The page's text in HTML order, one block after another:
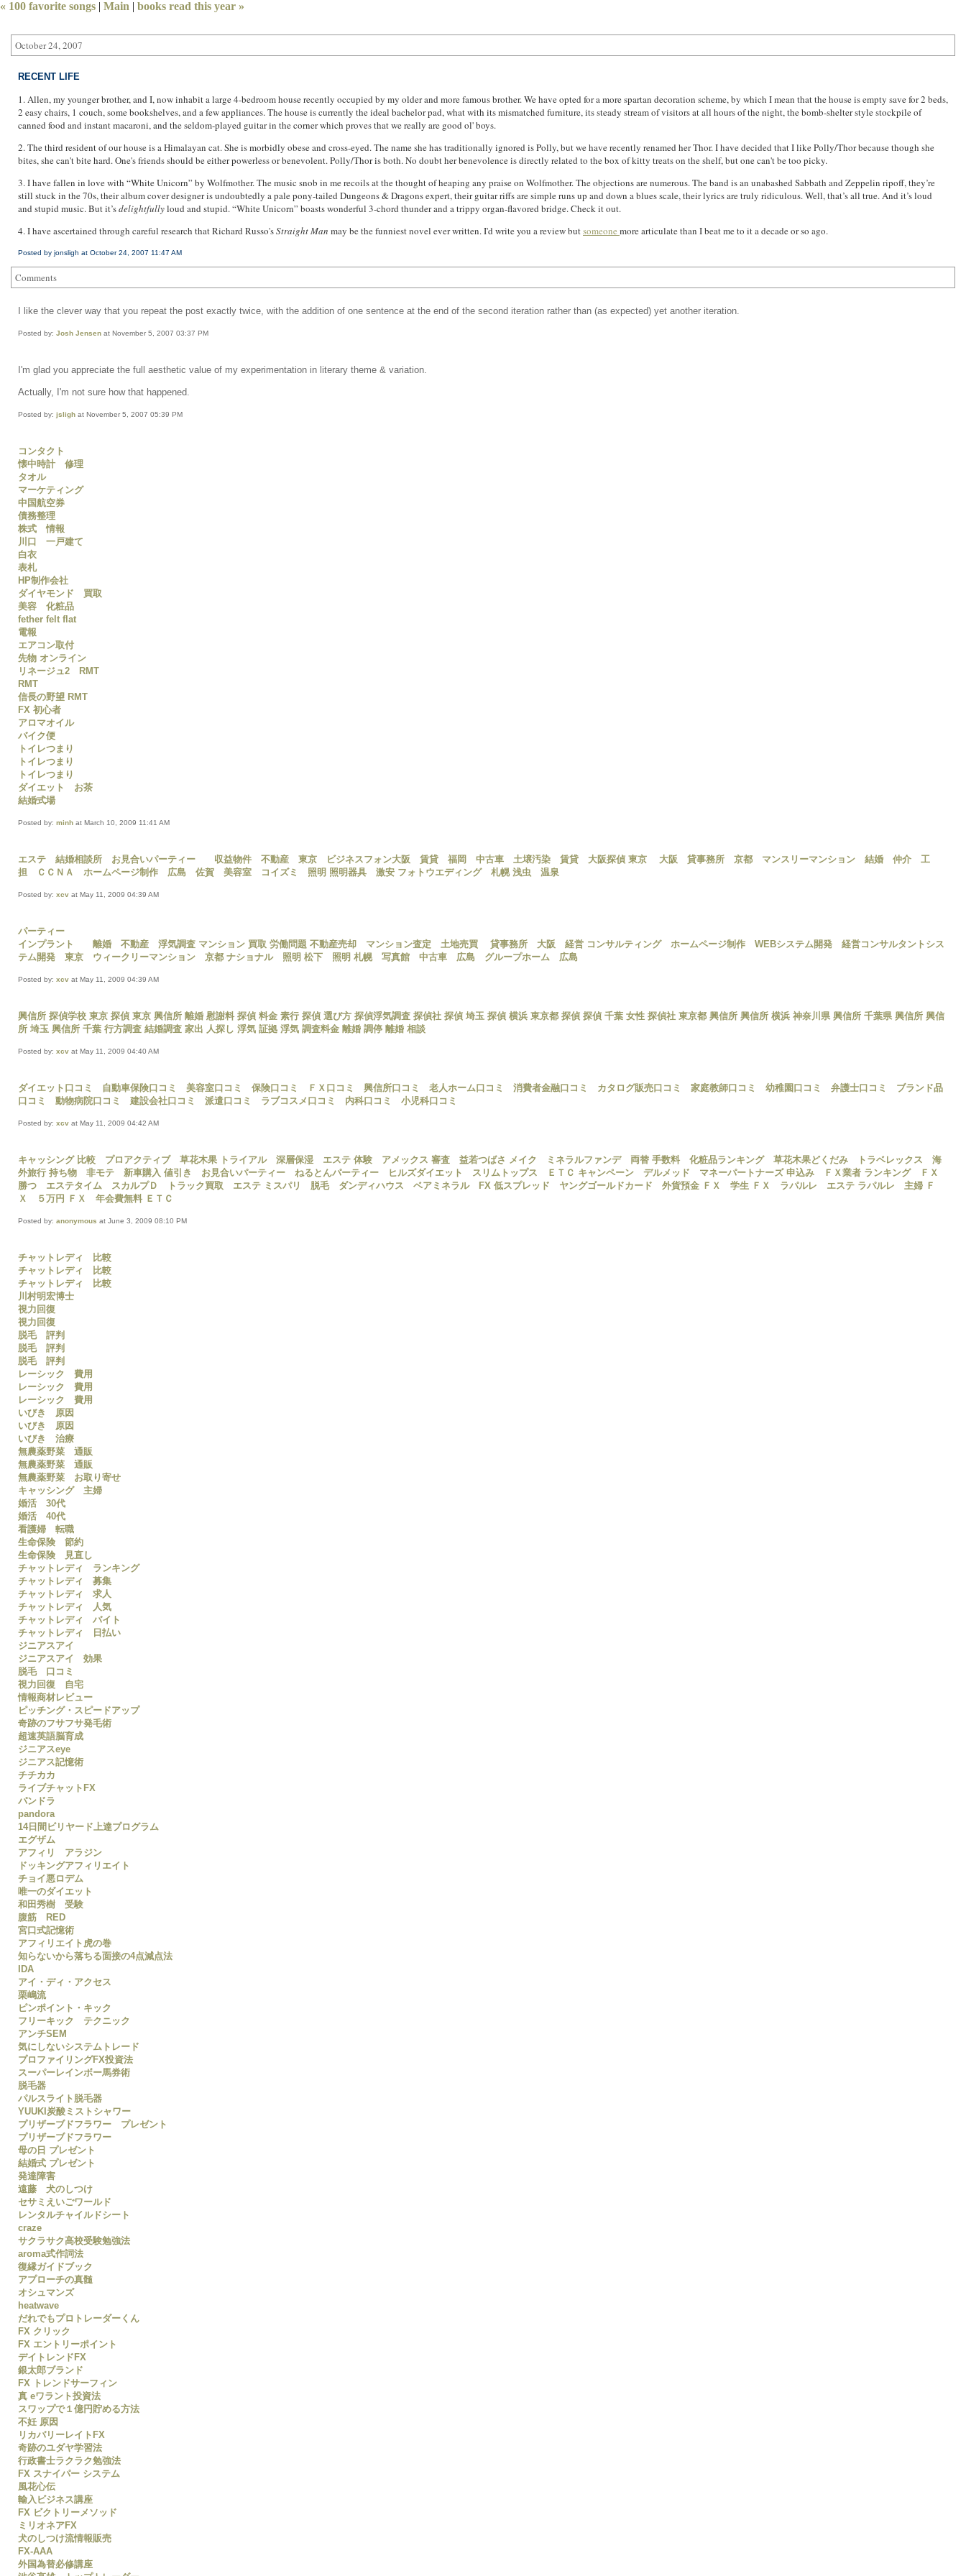
« 100 favorite songs | Main | books read this year »
October 24, 2007
RECENT LIFE
1. Allen, my younger brother, and I, now inhabit a large 4-bedroom house recently occupied by my older and more famous brother. We have opted for a more spartan decoration scheme, by which I mean that the house is empty save for 2 beds,
2 easy chairs, 1 couch, some bookshelves, and a few appliances. The house is currently the ideal bachelor pad, what with its mismatched furniture, its steady stream of visitors at all hours of the night, the bomb-shelter style stockpile of
canned food and instant macaroni, and the seldom-played guitar in the corner which proves that we really are good ol' boys.
2. The third resident of our house is a Himalayan cat. She is morbidly obese and cross-eyed. The name she has traditionally ignored is Polly, but we have recently renamed her Thor. I have decided that I like Polly/Thor because though she
bites, she can't bite hard. One's friends should be either powerless or benevolent. Polly/Thor is both. No doubt her benevolence is directly related to the box of kitty treats on the shelf, but one can't be too picky.
3. I have fallen in love with “White Unicorn” by Wolfmother. The music snob in me recoils at the thought of heaping any praise on Wolfmother. The objections are numerous. The band is an unabashed Sabbath and Zeppelin ripoff, they’re
still stuck in the 70s, their album cover designer is undoubtedly a pale pony-tailed Dungeons & Dragons expert, their guitar riffs are simple runs up and down a blues scale, their lyrics are truly ridiculous. Well, that’s all true. And it’s loud
and stupid music. But it’sdelightfullyloud and stupid. “White Unicorn” boasts wonderful 3-chord thunder and a trippy organ-flavored bridge. Check it out.
4. I have ascertained through careful research that Richard Russo'sStraight Man may be the funniest novel ever written. I'd write you a review butsomeone more articulate than I beat me to it a decade or so ago.
Posted by jonsligh at October 24, 2007 11:47 AM
Comments
I like the clever way that you repeat the post exactly twice, with the addition of one sentence at the end of the second iteration rather than (as expected) yet another iteration.
Posted by: Josh Jensen at November 5, 2007 03:37 PM
I'm glad you appreciate the full aesthetic value of my experimentation in literary theme & variation.
Actually, I'm not sure how that happened.
Posted by: jsligh at November 5, 2007 05:39 PM
コンタクト
懐中時計 修理
タオル
マーケティング
中国航空券
債務整理
株式 情報
川口 一戸建て
白衣
表札
HP制作会社
ダイヤモンド 買取
美容 化粧品
fether felt flat
電報
エアコン取付
先物 オンライン
リネージュ2 RMT
RMT
信長の野望 RMT
FX 初心者
アロマオイル
バイク便
トイレつまり
トイレつまり
トイレつまり
ダイエット お茶
結婚式場
Posted by: minh at March 10, 2009 11:41 AM
エステ 結婚相談所 お見合いパーティー 収益物件 不動産 東京 ビジネスフォン大阪 賃貸 福岡 中古車 土壌汚染 賃貸 大阪探偵 東京 大阪 貸事務所 京都 マンスリーマンション 結婚 仲介
工
担
ＣＣＮＡ ホームページ制作 広島 佐賀 美容室 コイズミ 照明 照明器具 激安 フォトウエディング 札幌 浅虫 温泉
Posted by: xcv at May 11, 2009 04:39 AM
パーティー
インプラント
離婚 不動産 浮気調査 マンション 買取 労働問題 不動産売却 マンション査定 土地売買 貸事務所 大阪 経営 コンサルティング ホームページ制作 WEBシステム開発 経営コンサルタント シス
テム開発 東京
ウィークリーマンション 京都 ナショナル 照明 松下 照明 札幌 写真館 中古車 広島 グループホーム 広島
Posted by: xcv at May 11, 2009 04:39 AM
興信所 探偵学校 東京 探偵 東京 興信所 離婚 慰謝料 探偵 料金 素行 探偵 選び方 探偵浮気調査 探偵社 探偵 埼玉 探偵 横浜 東京都 探偵 探偵 千葉 女性 探偵社 東京都 興信所 興信所 横浜 神奈川県 興信所 千葉県 興信所 興信
所 埼玉 興信所 千葉 行方調査 結婚調査 家出 人探し 浮気 証拠 浮気 調査料金 離婚 調停 離婚 相談
Posted by: xcv at May 11, 2009 04:40 AM
ダイエット口コミ 自動車保険口コミ 美容室口コミ 保険口コミ ＦＸ口コミ 興信所口コミ 老人ホーム口コミ 消費者金融口コミ カタログ販売口コミ 家庭教師口コミ 幼稚園口コミ 弁護士口コミ
ブランド品
口コミ
動物病院口コミ 建設会社口コミ 派遣口コミ ラブコスメ口コミ 内科口コミ 小児科口コミ
Posted by: xcv at May 11, 2009 04:42 AM
キャッシング 比較 プロアクティブ 草花木果 トライアル 深層保湿 エステ 体験 アメックス 審査 益若つばさ メイク ミネラルファンデ 両替 手数料 化粧品ランキング 草花木果どくだみ トラベレックス
海
外旅行 持ち物
非モテ 新車購入 値引き お見合いパーティー ねるとんパーティー ヒルズダイエット スリムトップス ＥＴＣ キャンペーン デルメッド マネーパートナーズ 申込み ＦＸ業者 ランキング
ＦＸ
勝つ
エステタイム スカルプＤ トラック買取 エステ ミスパリ 脱毛 ダンディハウス ベアミネラル FX 低スプレッド ヤングゴールドカード 外貨預金 ＦＸ 学生 ＦＸ ラパルレ エステ ラパルレ
主婦 Ｆ
Ｘ
５万円 ＦＸ 年会費無料 ＥＴＣ
Posted by: anonymous at June 3, 2009 08:10 PM
チャットレディ 比較
チャットレディ 比較
チャットレディ 比較
川村明宏博士
視力回復
視力回復
脱毛 評判
脱毛 評判
脱毛 評判
レーシック 費用
レーシック 費用
レーシック 費用
いびき 原因
いびき 原因
いびき 治療
無農薬野菜 通販
無農薬野菜 通販
無農薬野菜 お取り寄せ
キャッシング 主婦
婚活 30代
婚活 40代
看護婦 転職
生命保険 節約
生命保険 見直し
チャットレディ ランキング
チャットレディ 募集
チャットレディ 求人
チャットレディ 人気
チャットレディ バイト
チャットレディ 日払い
ジニアスアイ
ジニアスアイ 効果
脱毛 口コミ
視力回復 自宅
情報商材レビュー
ピッチング・スピードアップ
奇跡のフサフサ発毛術
超速英語脳育成
ジニアスeye
ジニアス記憶術
チチカカ
ライブチャットFX
パンドラ
pandora
14日間ビリヤード上達プログラム
エグザム
アフィリ アラジン
ドッキングアフィリエイト
チョイ悪ロデム
唯一のダイエット
和田秀樹 受験
腹筋 RED
宮口式記憶術
アフィリエイト虎の巻
知らないから落ちる面接の4点減点法
IDA
アイ・ディ・アクセス
栗嶋流
ピンポイント・キック
フリーキック テクニック
アンチSEM
気にしないシステムトレード
プロファイリングFX投資法
スーパーレインボー馬券術
脱毛器
パルスライト脱毛器
YUUKI炭酸ミストシャワー
プリザーブドフラワー プレゼント
プリザーブドフラワー
母の日 プレゼント
結婚式 プレゼント
発達障害
遠藤 犬のしつけ
セサミえいごワールド
レンタルチャイルドシート
craze
サクラサク高校受験勉強法
aroma式作詞法
復縁ガイドブック
アプローチの真髄
オシュマンズ
heatwave
だれでもプロトレーダーくん
FX クリック
FX エントリーポイント
デイトレンドFX
銀太郎ブランド
FX トレンドサーフィン
真 eワラント投資法
スワップで１億円貯める方法
不妊 原因
リカバリーレイトFX
奇跡のユダヤ学習法
行政書士ラクラク勉強法
FX スナイパー システム
風花心伝
輸入ビジネス講座
FX ビクトリーメソッド
ミリオネアFX
犬のしつけ流情報販売
FX-AAA
外国為替必修講座